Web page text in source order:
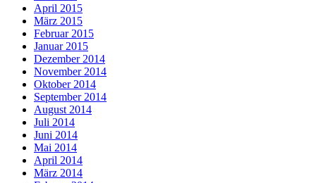
April 2015
März 2015
Februar 2015
Januar 2015
Dezember 2014
November 2014
Oktober 2014
September 2014
August 2014
Juli 2014
Juni 2014
Mai 2014
April 2014
März 2014